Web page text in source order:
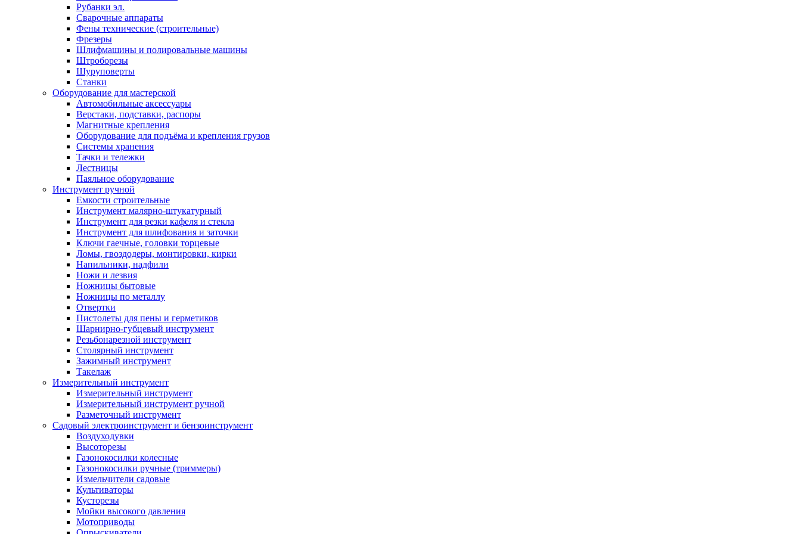
Рубанки эл.
Сварочные аппараты
Фены технические (строительные)
Фрезеры
Шлифмашины и полировальные машины
Штроборезы
Шуруповерты
Станки
Оборудование для мастерской
Автомобильные аксессуары
Верстаки, подставки, распоры
Магнитные крепления
Оборудование для подъёма и крепления грузов
Системы хранения
Тачки и тележки
Лестницы
Паяльное оборудование
Инструмент ручной
Емкости строительные
Инструмент малярно-штукатурный
Инструмент для резки кафеля и стекла
Инструмент для шлифования и заточки
Ключи гаечные, головки торцевые
Ломы, гвоздодеры, монтировки, кирки
Напильники, надфили
Ножи и лезвия
Ножницы бытовые
Ножницы по металлу
Отвертки
Пистолеты для пены и герметиков
Шарнирно-губцевый инструмент
Резьбонарезной инструмент
Столярный инструмент
Зажимный инструмент
Такелаж
Измерительный инструмент
Измерительный инструмент
Измерительный инструмент ручной
Разметочный инструмент
Садовый электроинструмент и бензоинструмент
Воздуходувки
Высоторезы
Газонокосилки колесные
Газонокосилки ручные (триммеры)
Измельчители садовые
Культиваторы
Кусторезы
Мойки высокого давления
Мотоприводы